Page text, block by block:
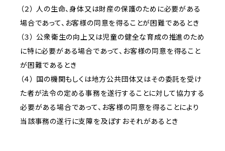
（２） 人の生命、身体又は財産の保護のために必要がある
場合であって、お客様の同意を得ることが困難であるとき
（３） 公衆衛生の向上又は児童の健全な育成の推進のため
に特に必要がある場合であって、お客様の同意を得ること
が困難であるとき
（４） 国の機関もしくは地方公共団体又はその委託を受け
た者が法令の定める事務を遂行することに対して協力する
必要がある場合であって、お客様の同意を得ることにより
当該事務の遂行に支障を及ぼすおそれがあるとき